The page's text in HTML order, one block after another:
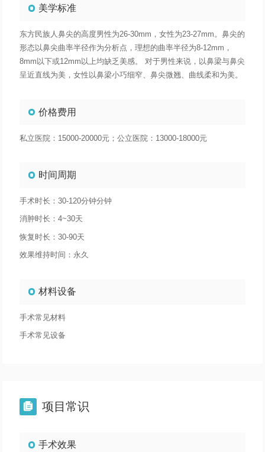
美学标准
东方民族人鼻尖的高度男性为26-30mm，女性为23-27mm。鼻尖的
形态以鼻尖曲率半径作为分析点，理想的曲率半径为8-12mm，
8mm以下或12mm以上均缺乏美感。 对于男性来说，以鼻梁与鼻尖
呈近直线为美，女性以鼻梁小巧细窄、鼻尖微翘、曲线柔和为美。
价格费用
私立医院：15000-20000元；公立医院：13000-18000元
时间周期
手术时长：30-120分钟分钟
消肿时长：4~30天
恢复时长：30-90天
效果维持时间：永久
材料设备
手术常见材料
手术常见设备
 项目常识
手术效果